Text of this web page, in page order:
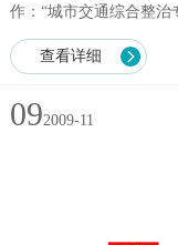
作：“城市交通综合整
属... 查看详细
092009-11